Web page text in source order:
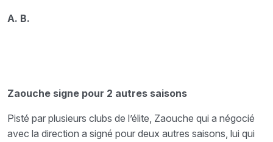
A. B.
Zaouche signe pour 2 autres saisons
Pisté par plusieurs clubs de l’élite, Zaouche qui a négocié
avec la direction a signé pour deux autres saisons, lui qui